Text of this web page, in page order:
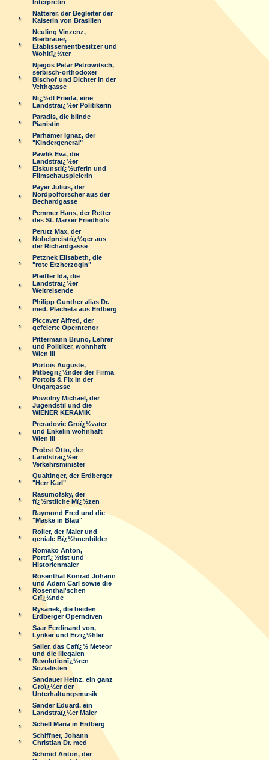
Interpretin
Natterer, der Begleiter der
Kaiserin von Brasilien
Neuling Vinzenz,
Bierbrauer,
Etablissementbesitzer und
Wohltï¿½ter
Njegos Petar Petrowitsch,
serbisch-orthodoxer
Bischof und Dichter in der
Veithgasse
Nï¿½dl Frieda, eine
Landstraï¿½er Politikerin
Paradis, die blinde
Pianistin
Parhamer Ignaz, der
"Kindergeneral"
Pawlik Eva, die
Landstraï¿½er
Eiskunstlï¿½uferin und
Filmschauspielerin
Payer Julius, der
Nordpolforscher aus der
Bechardgasse
Pemmer Hans, der Retter
des St. Marxer Friedhofs
Perutz Max, der
Nobelpreistrï¿½ger aus
der Richardgasse
Petznek Elisabeth, die
"rote Erzherzogin"
Pfeiffer Ida, die
Landstraï¿½er
Weltreisende
Philipp Gunther alias Dr.
med. Placheta aus Erdberg
Piccaver Alfred, der
gefeierte Operntenor
Pittermann Bruno, Lehrer
und Politiker, wohnhaft
Wien III
Portois Auguste,
Mitbegrï¿½nder der Firma
Portois & Fix in der
Ungargasse
Powolny Michael, der
Jugendstil und die
WIENER KERAMIK
Preradovic Groï¿½vater
und Enkelin wohnhaft
Wien III
Probst Otto, der
Landstraï¿½er
Verkehrsminister
Qualtinger, der Erdberger
"Herr Karl"
Rasumofsky, der
fï¿½rstliche Mï¿½zen
Raymond Fred und die
"Maske in Blau"
Roller, der Maler und
geniale Bï¿½hnenbilder
Romako Anton,
Portrï¿½tist und
Historienmaler
Rosenthal Konrad Johann
und Adam Carl sowie die
Rosenthal'schen
Grï¿½nde
Rysanek, die beiden
Erdberger Operndiven
Saar Ferdinand von,
Lyriker und Erzï¿½hler
Sailer, das Cafï¿½ Meteor
und die illegalen
Revolutionï¿½ren
Sozialisten
Sandauer Heinz, ein ganz
Groï¿½er der
Unterhaltungsmusik
Sander Eduard, ein
Landstraï¿½er Maler
Schell Maria in Erdberg
Schiffner, Johann
Christian Dr. med
Schmid Anton, der